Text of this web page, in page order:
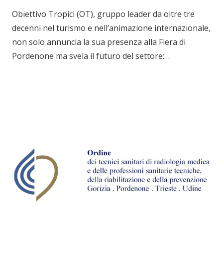
Obiettivo Tropici (OT), gruppo leader da oltre tre
decenni nel turismo e nell’animazione internazionale,
non solo annuncia la sua presenza alla Fiera di
Pordenone ma svela il futuro del settore:…